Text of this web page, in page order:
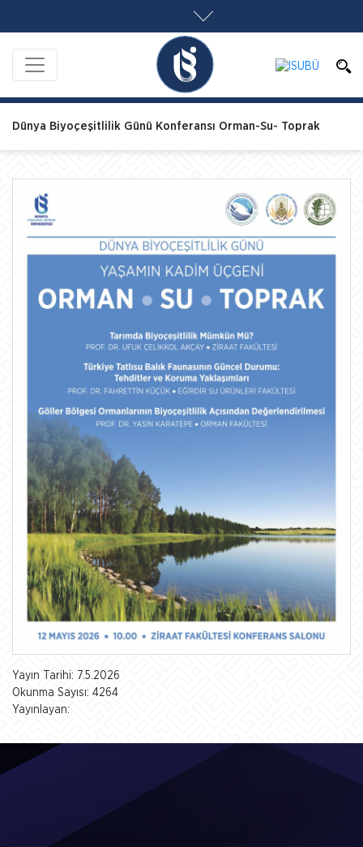
Dünya Biyoçeşitlilik Günü Konferansı Orman-Su- Toprak
Yayın Tarihi: 7.5.2026
Okunma Sayısı: 4264
Yayınlayan: